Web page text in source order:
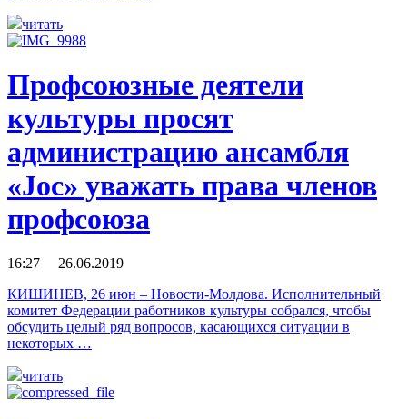
читать
Профсоюзные деятели
культуры просят
администрацию ансамбля
«Joc» уважать права членов
профсоюза
16:27 26.06.2019
КИШИНЕВ, 26 июн – Новости-Молдова. Исполнительный
комитет Федерации работников культуры собрался, чтобы
обсудить целый ряд вопросов, касающихся ситуации в
некоторых …
читать